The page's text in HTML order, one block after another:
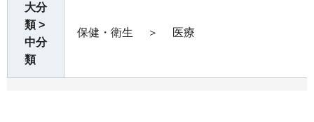
大分
類 >
中分
類
保健・衛生 ＞ 医療